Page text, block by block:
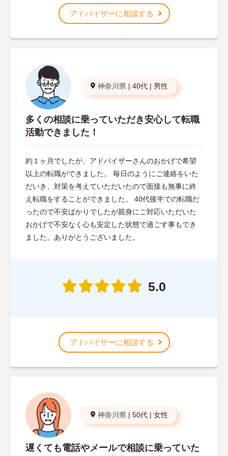
アドバイザーに相談する
神奈川県 | 40代 | 男性
多くの相談に乗っていただき安心して転職
活動できました！
約１ヶ月でしたが、アドバイザーさんのおかげで希望
以上の転職ができました。 毎日のようにご連絡をいた
だいき、対策を考えていただいたので面接も無事に終
え転職をすることができました。 40代後半での転職だ
ったので不安ばかりでしたが親身にご対応いただいた
おかげで不安なく心も安定した状態で過ごす事もでき
ました。ありがとうございました。
5.0
アドバイザーに相談する
神奈川県 | 50代 | 女性
遅くても電話やメールで相談に乗っていた